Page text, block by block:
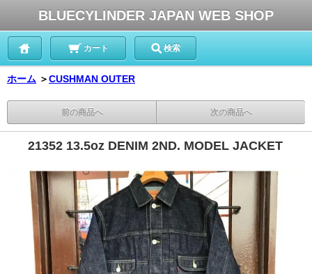
BLUECYLINDER JAPAN WEB SHOP
カート 検索
ホーム ＞CUSHMAN OUTER
前の商品へ 次の商品へ
21352 13.5oz DENIM 2ND. MODEL JACKET